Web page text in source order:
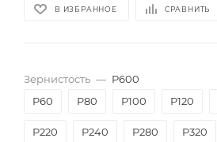
В ИЗБРАННОЕ СРАВНИТЬ
Зернистость — P600
P60
P80 P100 P120
P220 P240 P280 P320